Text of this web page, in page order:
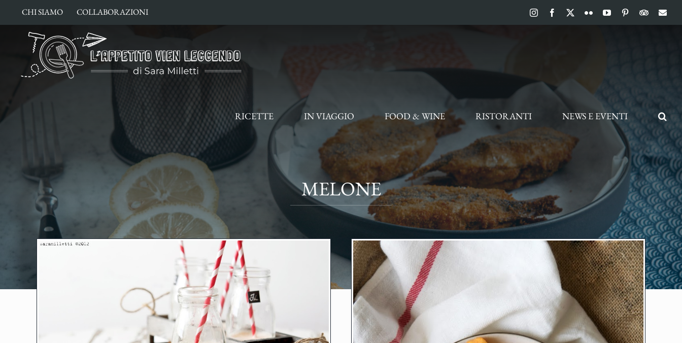
contenuto
CHI SIAMO COLLABORAZIONI InstagramFacebook FlickrYouTubePinterest
RICETTE IN VIAGGIO FOOD & WINE RISTORANTI NEWS E EVENTI
MELONE